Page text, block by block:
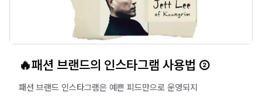
🔥패션 브랜드의 인스타그램 사용법 ②
패션 브랜드 인스타그램은 예쁜 피드만으로 운영되지